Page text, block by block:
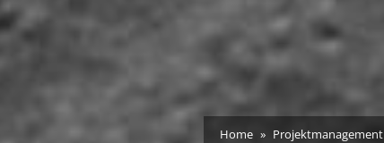
Home Projektmanagement